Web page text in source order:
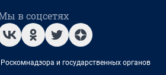
в соцсетях
и государственных органов